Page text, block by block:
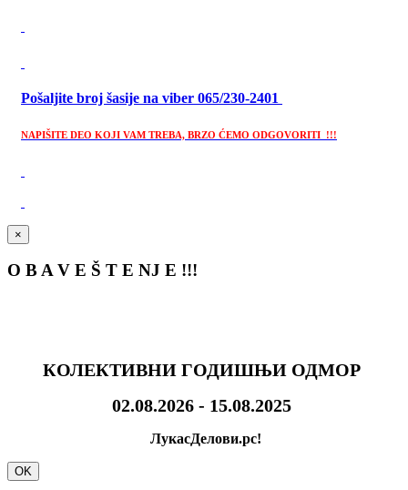
Pošaljite broj šasije na viber 065/230-2401
NAPIŠITE DEO KOJI VAM TREBA, BRZO ĆEMO ODGOVORITI !!!
×
O B A V E Š T E NJ E !!!
КОЛЕКТИВНИ ГОДИШЊИ ОДМОР
02.08.2026 - 15.08.2025
ЛукасДелови.рс!
OK